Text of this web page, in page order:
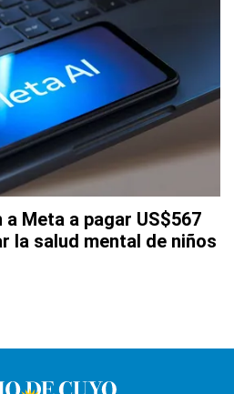
Meta a pagar US$567
la salud mental de niños